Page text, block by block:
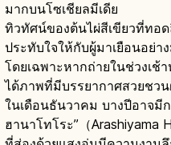
มากบนโซเชียลมีเดีย
ทิวทัศน์ของต้นไผ่สีเขียวที่ทอ
ประทับใจให้กับผู้มาเยือนอย่า
โดยเฉพาะหากถ่ายในช่วงเช้
ได้ภาพที่มีบรรยากาศสวยชวน
ในเดือนธันวาคม บางปีอาจมี
ฮานาโทโระ”（